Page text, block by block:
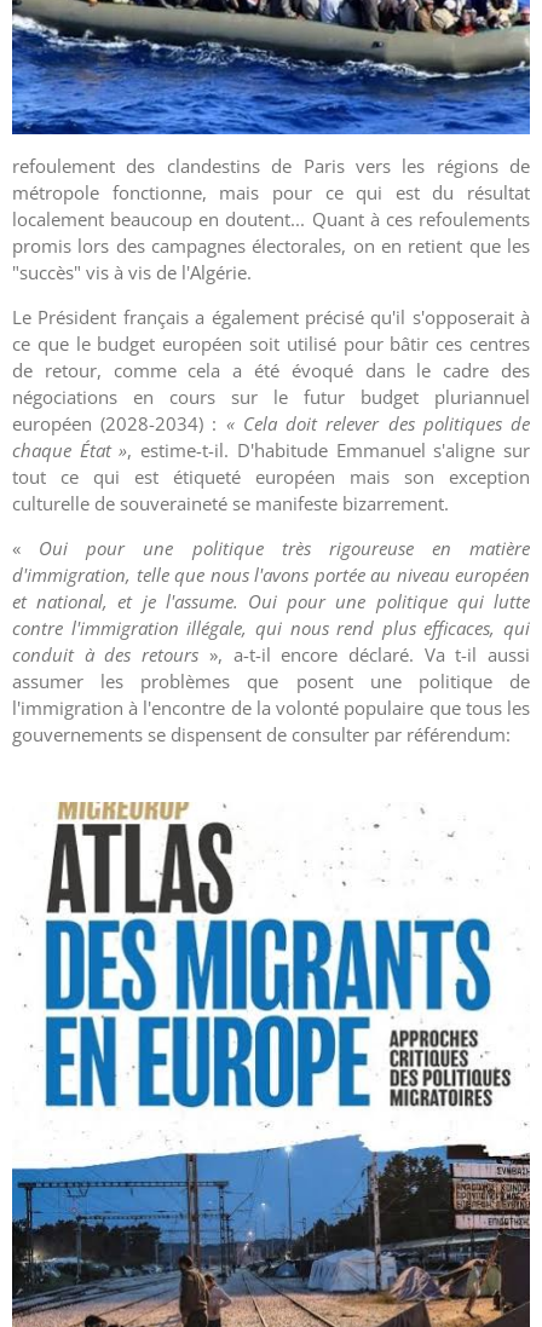
refoulement des clandestins de Paris vers les régions de
métropole fonctionne, mais pour ce qui est du résultat
localement beaucoup en doutent... Quant à ces refoulements
promis lors des campagnes électorales, on en retient que les
"succès" vis à vis de l'Algérie.
Le Président français a également précisé qu'il s'opposerait à
ce que le budget européen soit utilisé pour bâtir ces centres
de retour, comme cela a été évoqué dans le cadre des
négociations en cours sur le futur budget pluriannuel
européen (2028-2034) : « Cela doit relever des politiques de
chaque État », estime-t-il. D'habitude Emmanuel s'aligne sur
tout ce qui est étiqueté européen mais son exception
culturelle de souveraineté se manifeste bizarrement.
«
Oui pour une politique très rigoureuse en matière
d'immigration, telle que nous l'avons portée au niveau européen
et national, et je l'assume. Oui pour une politique qui lutte
contre l'immigration illégale, qui nous rend plus efficaces, qui
conduit à des retours », a-t-il encore déclaré. Va t-il aussi
assumer les problèmes que posent une politique de
l'immigration à l'encontre de la volonté populaire que tous les
gouvernements se dispensent de consulter par référendum: